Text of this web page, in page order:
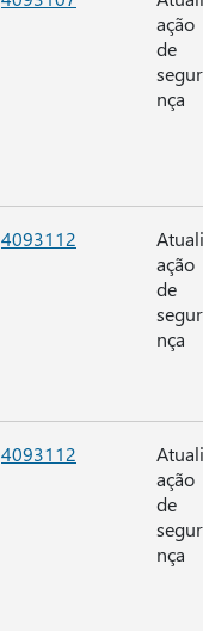
ação
de
nça
4093112
ação
de
nça
4093112
ação
de
nça